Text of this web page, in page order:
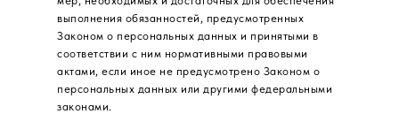
выполнения обязанностей, предусмотренных
Законом о персональных данных и принятыми в
соответствии с ним нормативными правовыми
актами, если иное не предусмотрено Законом о
персональных данных или другими федеральными
законами.